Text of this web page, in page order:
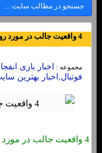
4 واقعیت جالب در مورد روانشناسی قمار
مجموعه :
اخبار بازی
فوتبال,اخبار بهترین
4 واقعیت جالب در مورد روانشناسی قمار